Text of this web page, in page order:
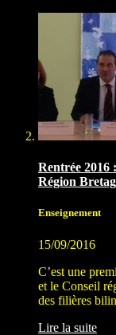
Rentrée 2016
Région
Enseignement
15/09/2016
C’est une
et le Conseil
des filières
Lire la suite